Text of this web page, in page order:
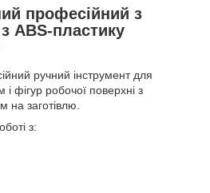
професійний з
ABS-пластику
ручний інструмент для
фігур робочої поверхні з
на заготівлю.
з: